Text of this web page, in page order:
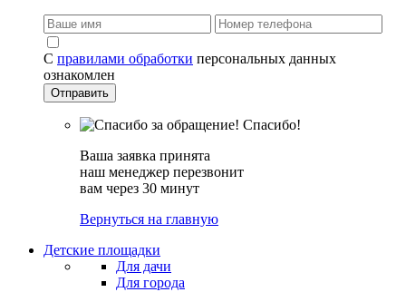
С правилами обработки персональных данных
ознакомлен
Спасибо!
Ваша заявка принята
наш менеджер перезвонит
вам через 30 минут
Вернуться на главную
Детские площадки
Для дачи
Для города